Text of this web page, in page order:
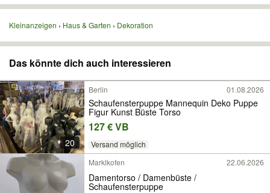
Kleinanzeigen Haus & Garten Dekoration
Das könnte dich auch interessieren
20
Berlin 01.08.2026
Schaufensterpuppe Mannequin Deko Puppe
Figur Kunst Büste Torso
127 € VB
Versand möglich
Marklkofen
22.06.2026
Damentorso / Damenbüste /
Schaufensterpuppe